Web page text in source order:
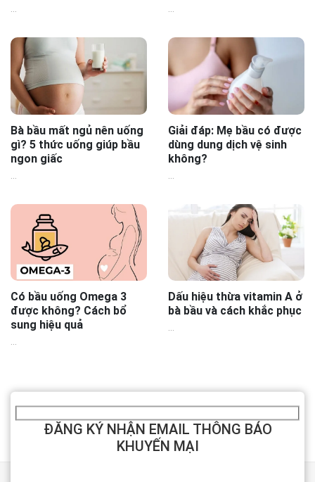
... ...
Bà bầu mất ngủ nên uống
gì? 5 thức uống giúp bầu
ngon giấc
Giải đáp: Mẹ bầu có được
dùng dung dịch vệ sinh
không?
Có bầu uống Omega 3
được không? Cách bổ
sung hiệu quả
...
Dấu hiệu thừa vitamin A ở
bà bầu và cách khắc phục
...
ĐĂNG KÝ NHẬN EMAIL THÔNG BÁO
KHUYẾN MẠI